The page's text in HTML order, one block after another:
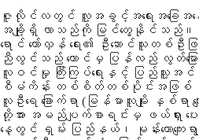
ဇူလိုင်လတွင် လူ့အခွင့်အရေးအခြေအန
အချို့ရှိ လာသည်ကို မြင်တွေ့နိုင်သည်။
ရောင် တော်လှန် ရေး၏ ဦးဆောင်သူတစ်ဦ
ညီလွင်သည် ထောင်မှ ပြန်လည် လွတ်မြ
လူဝင်မှု ကြီးကြပ်ရေးနှင့် ပြည်သူ့အင်
စီမံကိန်း တစ်စိတ်တစ်ပိုင်းအဖြစ် အ
လူဦးရေ ခြောက်ရာ (မြန်မာလူမျိုး နှစ်ရာ ကျ
တို့အား အမည်ပျက်စာရင်းမှ ဖယ်ရှာ
နေ့တွင် ရှမ်း ပြည်နယ်၊ မုန်းယောကျေးရွာ